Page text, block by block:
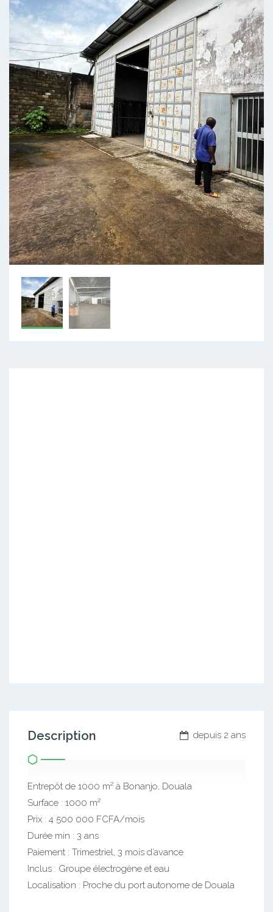
depuis 2 ans
Description
Entrepôt de 1000 m² à Bonanjo, Douala
Surface : 1000 m²
Prix : 4 500 000 FCFA/mois
Durée min : 3 ans
Paiement : Trimestriel, 3 mois d’avance
Inclus : Groupe électrogène et eau
Localisation : Proche du port autonome de Douala